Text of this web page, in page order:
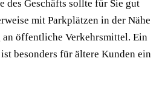
des Geschäfts sollte für Sie gut
mit Parkplätzen in der Nähe
öffentliche Verkehrsmittel. Ein
besonders für ältere Kunden ein